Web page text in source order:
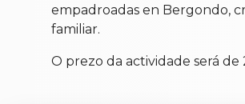
empadroadas en Bergondo,
familiar.
O prezo da actividade será